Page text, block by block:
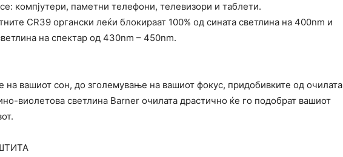
компјутери, паметни телефони, телевизори и таблети.
CR39 органски леќи блокираат 100% од сината светлина на 400nm и
на спектар од 430nm – 450nm.
на вашиот сон, до зголемување на вашиот фокус, придобивките од очилата
виолетова светлина Barner очилата драстично ќе го подобрат вашиот